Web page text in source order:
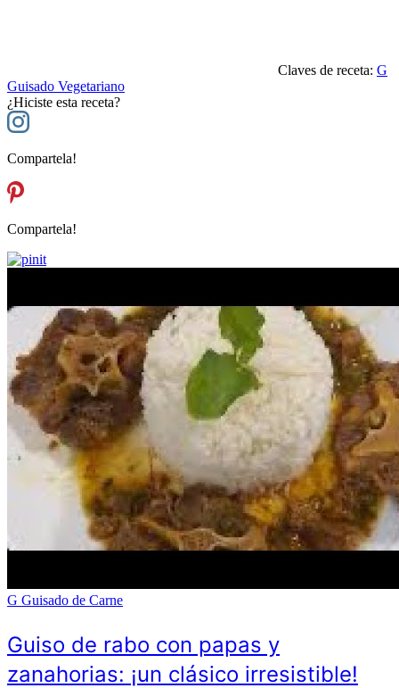
Claves de receta: G
Guisado Vegetariano
¿Hiciste esta receta?
Compartela!
Compartela!
G Guisado de Carne
Guiso de rabo con papas y
zanahorias: ¡un clásico irresistible!